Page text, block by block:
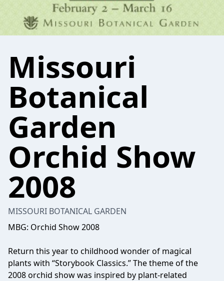
Missouri
Botanical
Garden
Orchid Show
2008
MISSOURI BOTANICAL GARDEN
MBG: Orchid Show 2008
Return this year to childhood wonder of magical
plants with “Storybook Classics.” The theme of the
2008 orchid show was inspired by plant-related